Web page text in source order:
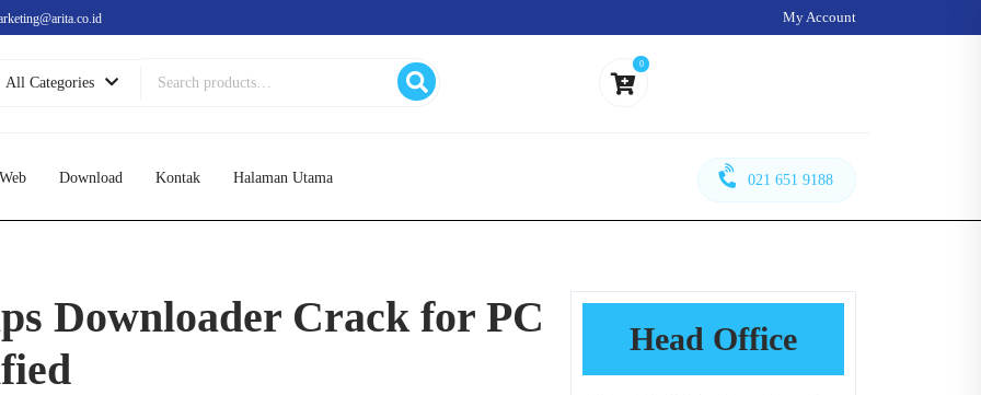
My Account
All Categories
0
Download Kontak Halaman Utama 021 651 9188
Downloader Crack for PC
Head Office